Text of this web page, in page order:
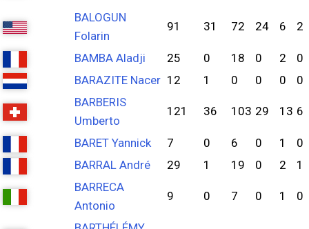
BALOGUN
Folarin
91 31 72 24 6 2
BAMBA Aladji 25 0 18 0 2
0
BARAZITE Nacer 12 1 0 0 0
0
BARBERIS
Umberto
121 36 103 29 13 6
BARET Yannick 7 0 6 0 1
0
BARRAL André
29 1 19 0 2
1
BARRECA
Antonio
9 0 7 0 1 0